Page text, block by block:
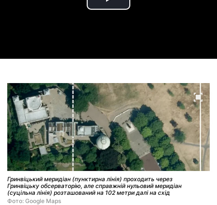
Play
Гринвіцький меридіан (пунктирна лінія) проходить через
Гринвіцьку обсерваторію, але справжній нульовий меридіан
(суцільна лінія) розташований на 102 метри далі на схід
Фото: Google Maps